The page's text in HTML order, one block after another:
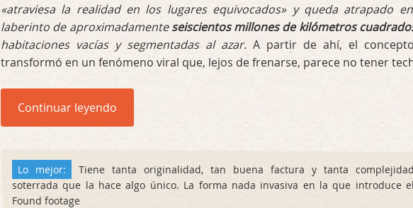
«atraviesa la realidad en los lugares equivocados» y queda atrapado
laberinto de aproximadamenteseiscientos millones de kilómetros
habitaciones vacías y segmentadas al azar. A partir de ahí, el
transformó en un fenómeno viral que, lejos de frenarse, parece no tener
Continuar leyendo
Lo mejor:
Tiene tanta originalidad, tan buena factura y tanta complejidad
soterrada que la hace algo único. La forma nada invasiva en la que introduce el
Found footage